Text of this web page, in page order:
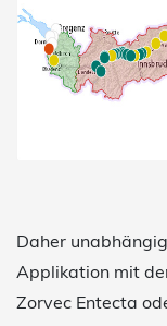
Daher
Applikation mit
Zorvec Entecta